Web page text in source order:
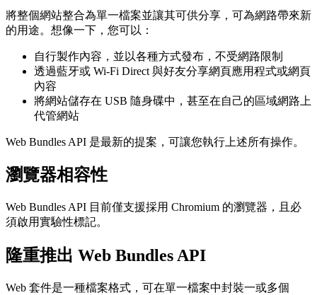
將整個網站整合為單一檔案並讓其可供分享，可為網路帶來新
的用途。想像一下，您可以：
自行製作內容，並以各種方式發布，不受網路限制
透過藍牙或 Wi-Fi Direct 與好友分享網頁應用程式或網頁
內容
將網站儲存在 USB 隨身碟中，甚至在自己的區域網路上
代管網站
Web Bundles API 是最新的提案，可讓您執行上述所有操作。
瀏覽器相容性
Web Bundles API 目前僅支援採用 Chromium 的瀏覽器，且必
須啟用實驗性標記。
隆重推出 Web Bundles API
Web 套件是一種檔案格式，可在單一檔案中封裝一或多個